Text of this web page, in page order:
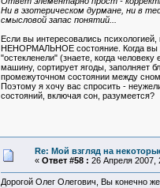
Ни в эзотерическом дурмане, ни в
смысловой запас понятий...
Если вы интересовались
НЕНОРМАЛЬНОЕ состояние. Когда вы
"остекленели" (знаете, когда
машину, сортирует ягоды, заполняет
промежуточном состоянии между
Поэтому я хочу вас спросить -
состояний, включая сон, разумеется?
Re: Мой взгляд на
« Ответ #58 : 26 Апреля 2007,
Дорогой Олег Олегович, Вы конечно